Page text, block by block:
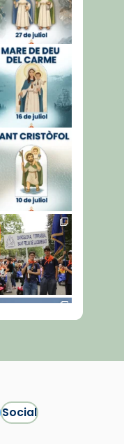
Social